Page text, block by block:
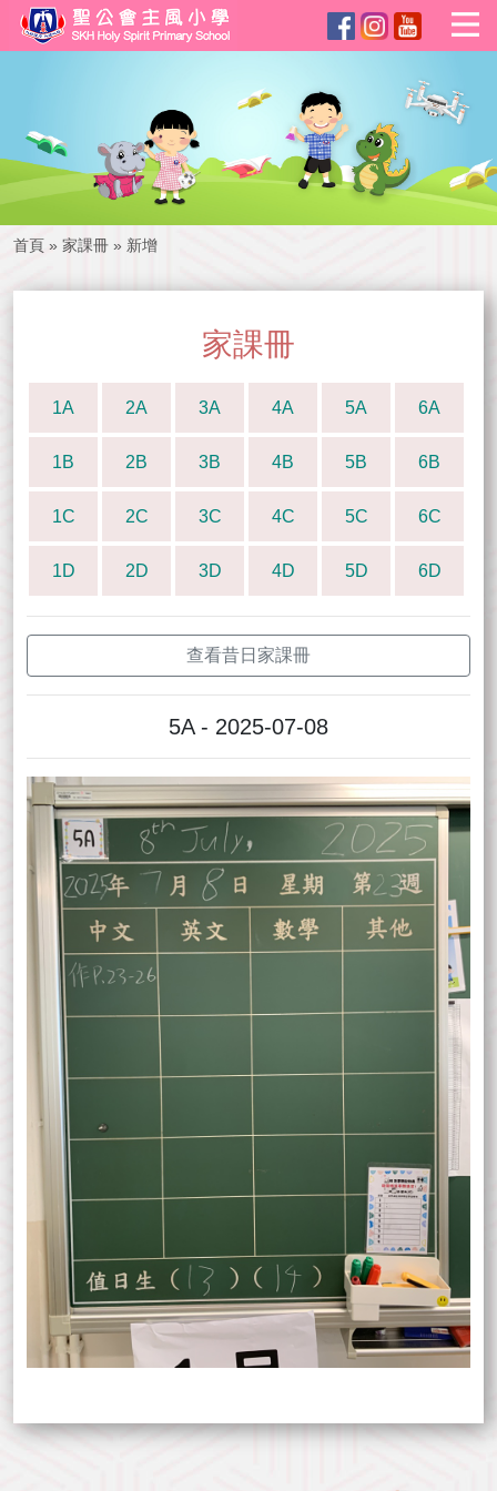
首頁 » 家課冊 » 新增
家課冊
1A 2A 3A 4A 5A 6A
1B 2B 3B 4B 5B 6B
1C 2C 3C 4C 5C 6C
1D 2D 3D 4D 5D 6D
查看昔日家課冊
5A - 2025-07-08